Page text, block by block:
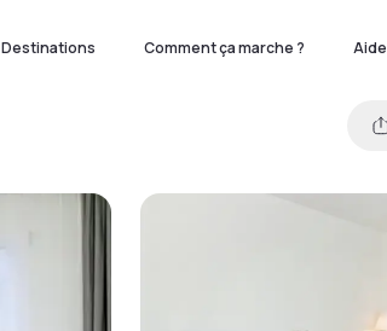
Destinations Comment ça marche ? Aide